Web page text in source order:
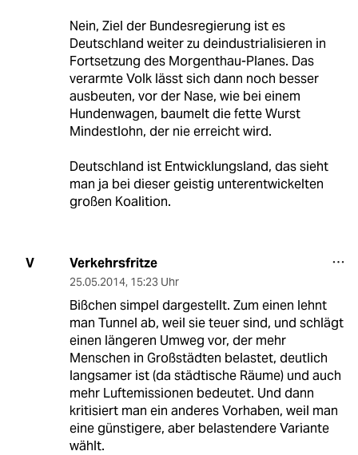
Nein, Ziel der Bundesregierung ist es
Deutschland weiter zu deindustrialisieren in
Fortsetzung des Morgenthau-Planes. Das
verarmte Volk lässt sich dann noch besser
ausbeuten, vor der Nase, wie bei einem
Hundenwagen, baumelt die fette Wurst
Mindestlohn, der nie erreicht wird.
Deutschland ist Entwicklungsland, das sieht
man ja bei dieser geistig unterentwickelten
großen Koalition.
V Verkehrsfritze
25.05.2014, 15:23 Uhr
Bißchen simpel dargestellt. Zum einen lehnt
man Tunnel ab, weil sie teuer sind, und schlägt
einen längeren Umweg vor, der mehr
Menschen in Großstädten belastet, deutlich
langsamer ist (da städtische Räume) und auch
mehr Luftemissionen bedeutet. Und dann
kritisiert man ein anderes Vorhaben, weil man
eine günstigere, aber belastendere Variante
wählt.